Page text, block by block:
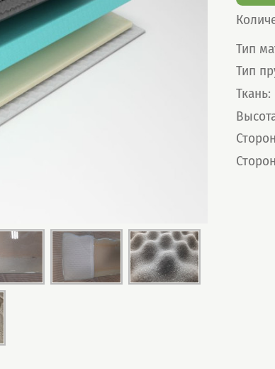
Тип
Тип
Ткань: